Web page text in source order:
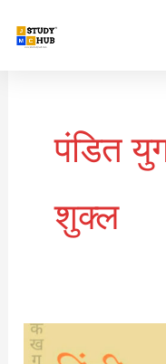
पंडित
शुक्ल
हिंदी